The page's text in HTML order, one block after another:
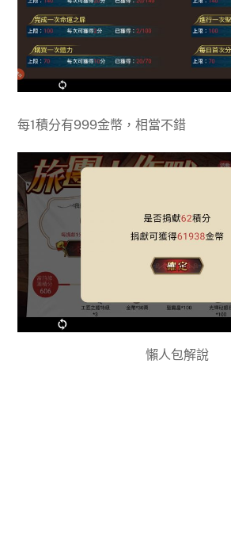
每1積分有999金幣，相當不錯
懶人包解說